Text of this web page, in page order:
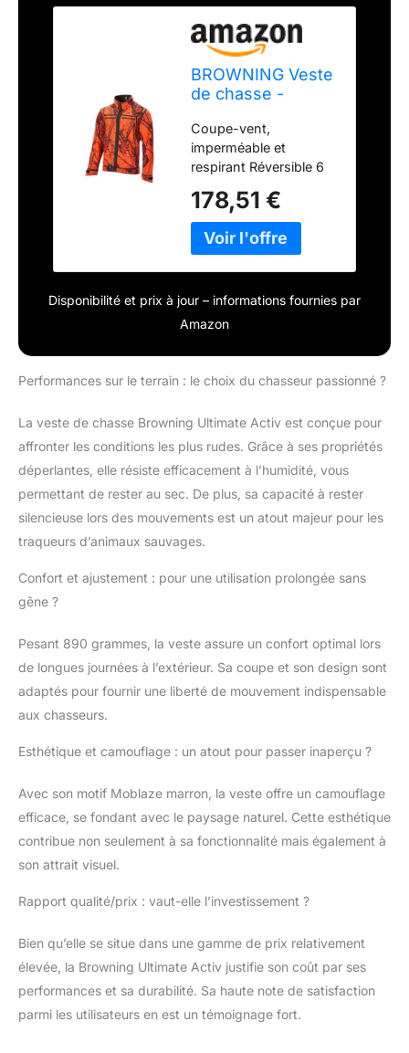
BROWNING Veste
de chasse -
Moblaze Marron -
M
Coupe-vent,
imperméable et
respirant Réversible 6
côté Zips de ventilation
sous les bras Encolure
: non spécifiée
178,51 €
Disponibilité et prix à jour – informations fournies par
Amazon
Performances sur le terrain : le choix du chasseur passionné ?
La veste de chasse Browning Ultimate Activ est conçue pour
affronter les conditions les plus rudes. Grâce à ses propriétés
déperlantes, elle résiste efficacement à l’humidité, vous
permettant de rester au sec. De plus, sa capacité à rester
silencieuse lors des mouvements est un atout majeur pour les
traqueurs d’animaux sauvages.
Confort et ajustement : pour une utilisation prolongée sans
gêne ?
Pesant 890 grammes, la veste assure un confort optimal lors
de longues journées à l’extérieur. Sa coupe et son design sont
adaptés pour fournir une liberté de mouvement indispensable
aux chasseurs.
Esthétique et camouflage : un atout pour passer inaperçu ?
Avec son motif Moblaze marron, la veste offre un camouflage
efficace, se fondant avec le paysage naturel. Cette esthétique
contribue non seulement à sa fonctionnalité mais également à
son attrait visuel.
Rapport qualité/prix : vaut-elle l’investissement ?
Bien qu’elle se situe dans une gamme de prix relativement
élevée, la Browning Ultimate Activ justifie son coût par ses
performances et sa durabilité. Sa haute note de satisfaction
parmi les utilisateurs en est un témoignage fort.